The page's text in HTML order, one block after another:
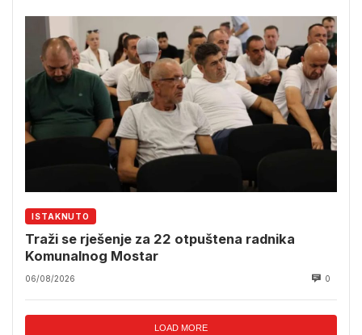
ISTAKNUTO
Traži se rješenje za 22 otpuštena radnika
Komunalnog Mostar
06/08/2026 0
LOAD MORE